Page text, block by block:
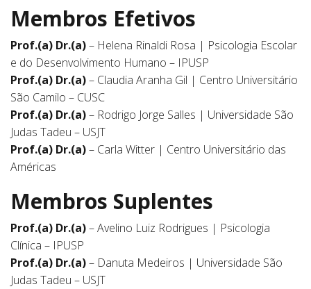
Membros Efetivos
Prof.(a) Dr.(a)– Helena Rinaldi Rosa | Psicologia Escolar
e do Desenvolvimento Humano – IPUSP
Prof.(a) Dr.(a)– Claudia Aranha Gil | Centro Universitário
São Camilo – CUSC
Prof.(a) Dr.(a)– Rodrigo Jorge Salles | Universidade São
Judas Tadeu – USJT
Prof.(a) Dr.(a)– Carla Witter | Centro Universitário das
Américas
Membros Suplentes
Prof.(a) Dr.(a)– Avelino Luiz Rodrigues | Psicologia
Clínica – IPUSP
Prof.(a) Dr.(a)– Danuta Medeiros | Universidade São
Judas Tadeu – USJT